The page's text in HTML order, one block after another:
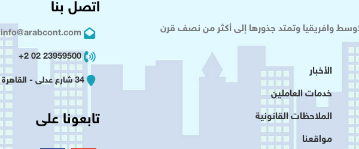
وافريقيا وتمتد جذورها إلى أكثر من نصف قرن
الأخبار
خدمات العاملين
الملاحظات القانونية
مواقعنا
اتصل بنا
info@arabcont.com
23959500 02 2+
34 شارع عدلى - القاهرة
تابعونا على